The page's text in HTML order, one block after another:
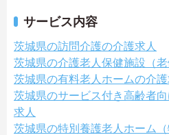
サービス内容
茨城県の訪問介護の介護求人
茨城県の介護老人保健施設（
茨城県の有料老人ホームの介護
茨城県のサービス付き高齢者
求人
茨城県の特別養護老人ホーム